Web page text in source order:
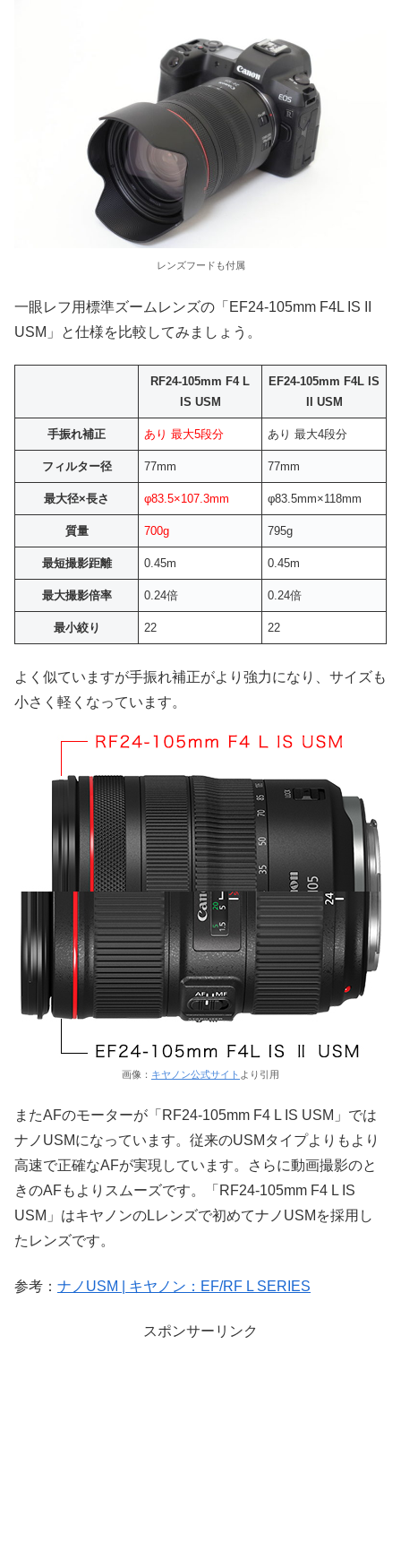
レンズフードも付属
一眼レフ用標準ズームレンズの「EF24-105mm F4L IS II
USM」と仕様を比較してみましょう。
RF24-105mm F4 L
IS USM
EF24-105mm F4L IS
II USM
手振れ補正 あり 最大5段分 あり 最大4段分
フィルター径 77mm 77mm
最大径×長さ φ83.5×107.3mm φ83.5mm×118mm
質量 700g 795g
最短撮影距離 0.45m 0.45m
最大撮影倍率 0.24倍 0.24倍
最小絞り 22 22
よく似ていますが手振れ補正がより強力になり、サイズも
小さく軽くなっています。
画像： キヤノン公式サイト より引用
またAFのモーターが「RF24-105mm F4 L IS USM」では
ナノUSMになっています。従来のUSMタイプよりもより
高速で正確なAFが実現しています。さらに動画撮影のと
きのAFもよりスムーズです。「RF24-105mm F4 L IS
USM」はキヤノンのLレンズで初めてナノUSMを採用し
たレンズです。
参考： ナノUSM | キヤノン：EF/RF L SERIES
スポンサーリンク